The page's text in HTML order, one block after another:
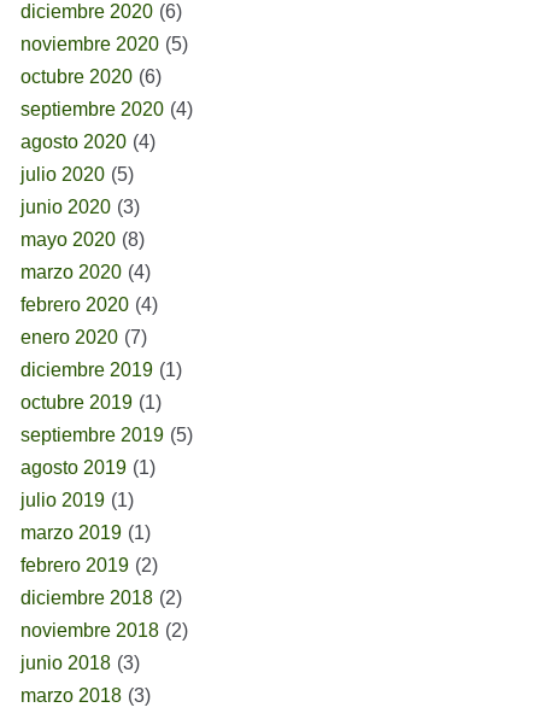
diciembre 2020 (6)
noviembre 2020 (5)
octubre 2020 (6)
septiembre 2020 (4)
agosto 2020 (4)
julio 2020 (5)
junio 2020 (3)
mayo 2020 (8)
marzo 2020 (4)
febrero 2020 (4)
enero 2020 (7)
diciembre 2019 (1)
octubre 2019 (1)
septiembre 2019 (5)
agosto 2019 (1)
julio 2019 (1)
marzo 2019 (1)
febrero 2019 (2)
diciembre 2018 (2)
noviembre 2018 (2)
junio 2018 (3)
marzo 2018 (3)